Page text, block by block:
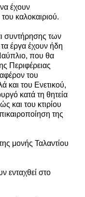
έχουν
καλοκαιριού.
συντήρησης των
έργα έχουν ήδη
που θα
Περιφέρειας
του
και του Ενετικού,
κατά τη θητεία
και του κτιρίου
της
μονής Ταλαντίου
ενταχθεί στο